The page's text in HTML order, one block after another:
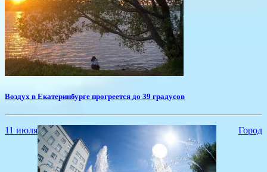
​Воздух в Екатеринбурге прогреется до 39 градусов
11 июля Город